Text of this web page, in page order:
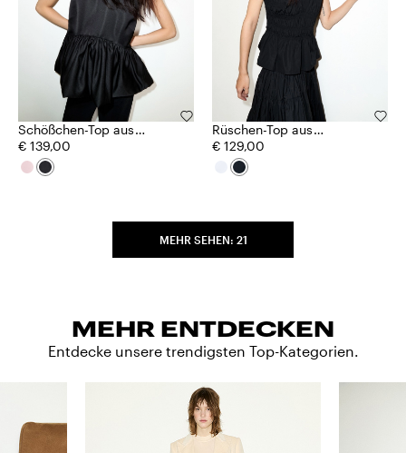
Schößchen-Top aus
Duchesse-Satin
€ 139,00
Rüschen-Top aus
Baumwoll-Popeline
€ 129,00
MEHR SEHEN: 21
MEHR ENTDECKEN
Entdecke unsere trendigsten Top-Kategorien.